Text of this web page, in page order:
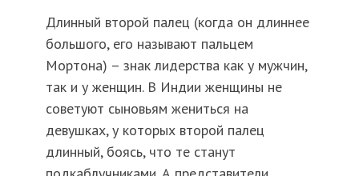
Длинный второй палец (когда он длиннее
большого, его называют пальцем
Мортона) – знак лидерства как у мужчин,
так и у женщин. В Индии женщины не
советуют сыновьям жениться на
девушках, у которых второй палец
длинный, боясь, что те станут